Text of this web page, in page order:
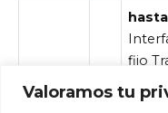
Valoramos tu
fijo